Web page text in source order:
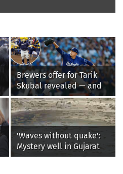
Brewers offer for Tarik
Skubal revealed — and
it’s better than the
Dodgers
'Waves without quake':
Mystery well in Gujarat
baffles locals as water